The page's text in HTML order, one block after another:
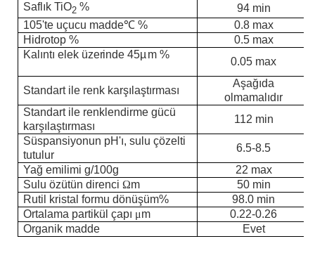
Saflık TiO2 %
94 min
105'te uçucu madde℃ %
0.8 max
Hidrotop %
0.5 max
Ka lıntı elek üzerinde45µm %
0.05 max
Standart ile renk karşılaştırması
Aşağıda
olmamalıdır
Standart ile renklendirme gücü
karşılaştırması
112 min
Süspansiyonun pH'ı, sulu çözelti
tutulur
6.5-8.5
Yağ emilimi g/100g
22 max
Sulu özütün direnciΩm
50 min
Rutil kristal formu dönüşüm%
98.0 min
Ortalama partikül çapı μm
0.22-0.26
Organik madde
Evet